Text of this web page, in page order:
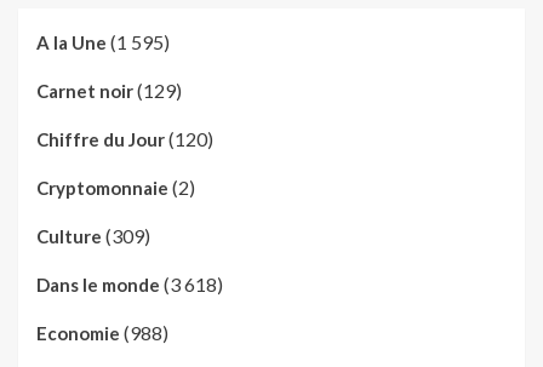
A la Une (1 595)
Carnet noir(129)
Chiffre du Jour(120)
Cryptomonnaie (2)
Culture (309)
Dans le monde (3 618)
Economie (988)